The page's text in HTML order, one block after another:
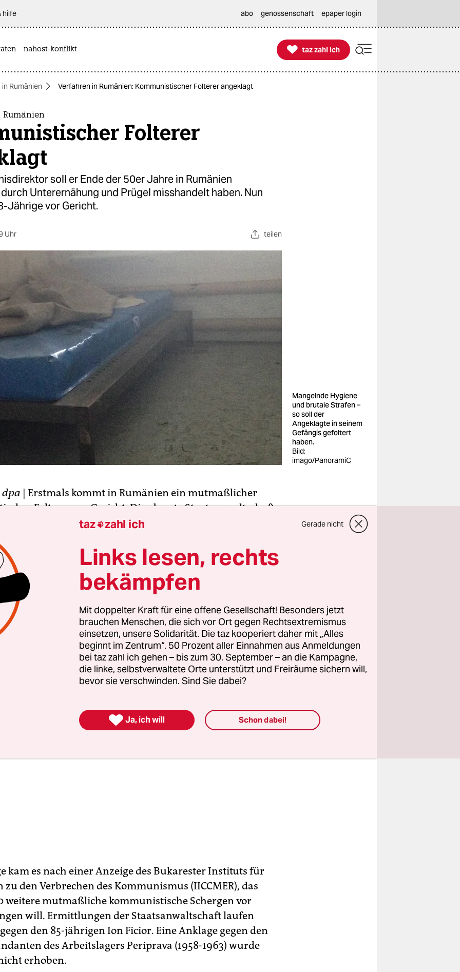
hilfe abo genossenschaft epaper login
nahost-konflikt 
taz zahl ich
taz zahl ich
in Rumänien Verfahren in Rumänien: Kommunistischer Folterer angeklagt
Folterer
soll er Ende der 50er Jahre in Rumänien
Unterernähung und Prügel misshandelt haben. Nun
Jährige vor Gericht.
Uhr teilen
Mangelnde Hygiene
und brutale Strafen –
so soll der
Angeklagte in seinem
Gefängis gefoltert
haben.
Bild:
imago/PanoramiC
dpa | Erstmals kommt in Rumänien ein mutmaßlicher
Folterer vor Gericht. Die oberste Staatsanwaltschaft
erhob am Mittwoch offiziell Anklage gegen den heute 88-
Visinescu.
im ostrumänischen Ramnicu Sarat von 1956 bis
systematisch Gefangene durch sehr harte
misshandelt haben: Unterernährung, mangelnde
Heizung, brutale Prügelstrafen. Damit habe Visinescu
damals geltenden Gesetze befolgt, sondern inoffizielle,
aus der regierenden Kommunistischen
schrieben die Ankläger.
kam es nach einer Anzeige des Bukarester Instituts für
zu den Verbrechen des Kommunismus (IICCMER), das
weitere mutmaßliche kommunistische Schergen vor
will. Ermittlungen der Staatsanwaltschaft laufen
den 85-jährigen Ion Ficior. Eine Anklage gegen den
des Arbeitslagers Periprava (1958-1963) wurde
erhoben.
taz zahl ich Gerade nicht
Links lesen, rechts
bekämpfen
Mit doppelter Kraft für eine offene Gesellschaft! Besonders jetzt
brauchen Menschen, die sich vor Ort gegen Rechtsextremismus
einsetzen, unsere Solidarität. Die taz kooperiert daher mit „Alles
beginnt im Zentrum“. 50 Prozent aller Einnahmen aus Anmeldungen
bei taz zahl ich gehen – bis zum 30. September – an die Kampagne,
die linke, selbstverwaltete Orte unterstützt und Freiräume sichern will,
bevor sie verschwinden. Sind Sie dabei?
 Ja, ich will Schon dabei!